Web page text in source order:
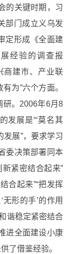
的关键时期，习
部门成立义乌发
定形成《全面建
经验的调查报
商建市、产业联
为”六个方面。
研。2006年6月8
发展是“‘莫名其
发展”，要求学习
委决策部署同本
紧密结合起来”
合起来”“把发挥
形的手’的作用
谐稳定紧密结合
进全面建设小康
了借鉴经验。